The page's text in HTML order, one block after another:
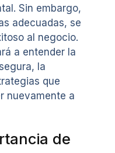
Sin embargo,
adecuadas, se
al negocio.
a entender la
la
que
nuevamente a
de